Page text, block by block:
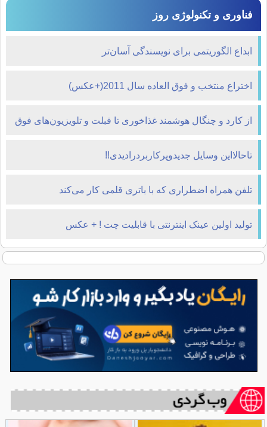
فناوری و تکنولوژی روز
ابداع الگوریتمی برای نویسندگی آسان‌تر
اختراع منتخب و فوق العاده سال 2011(+عکس)
از کارد و چنگال هوشمند غذاخوری تا فبلت و تلویزیون‌های فوق
اچ‌دی
تاحالااین وسایل جدیدوپرکاربردرادیدی!!
تلفن همراه اضطراری که با باتری قلمی کار می‌کند
تولید اولین عینک اینترنتی با قابلیت چت ! + عکس